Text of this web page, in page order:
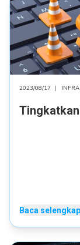
2023/08/17 |
Baca